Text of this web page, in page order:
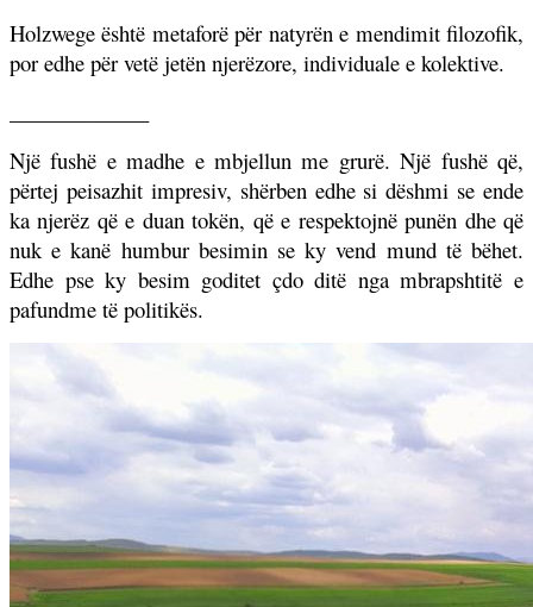
Holzwege është metaforë për natyrën e mendimit filozofik,
por edhe për vetë jetën njerëzore, individuale e kolektive.
Një fushë e madhe e mbjellun me grurë. Një fushë që,
përtej peisazhit impresiv, shërben edhe si dëshmi se ende
ka njerëz që e duan tokën, që e respektojnë punën dhe që
nuk e kanë humbur besimin se ky vend mund të bëhet.
Edhe pse ky besim goditet çdo ditë nga mbrapshtitë e
pafundme të politikës.